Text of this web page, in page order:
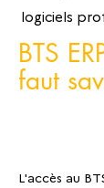
logiciels
BTS
faut
L'accès au